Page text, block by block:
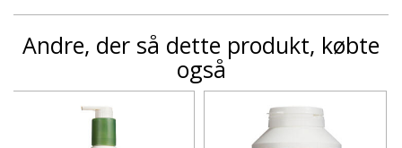
Andre, der så dette produkt, købte
også